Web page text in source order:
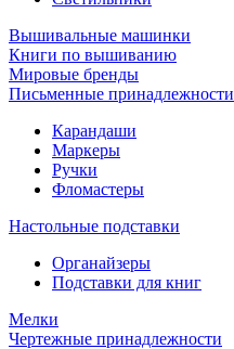
Вышивальные машинки
Книги по вышиванию
Мировые бренды
Письменные принадлежности
Карандаши
Маркеры
Ручки
Фломастеры
Настольные подставки
Органайзеры
Подставки для книг
Мелки
Чертежные принадлежности